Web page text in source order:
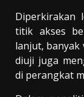
Diperkirakan
titik akses
lanjut,
diuji juga
di perangkat